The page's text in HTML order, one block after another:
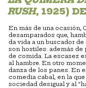
RUSH, 1925)
En más de una ocasión,
desamparados que,
da vida a un buscador
son hostiles: además
de comida. La escasez
al hambre. En otro
danza de los panes. En
comedia cabal, en la
sociedad desigual y al